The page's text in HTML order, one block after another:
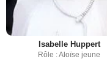
Isabelle Huppert
Rôle : Aloïse jeune